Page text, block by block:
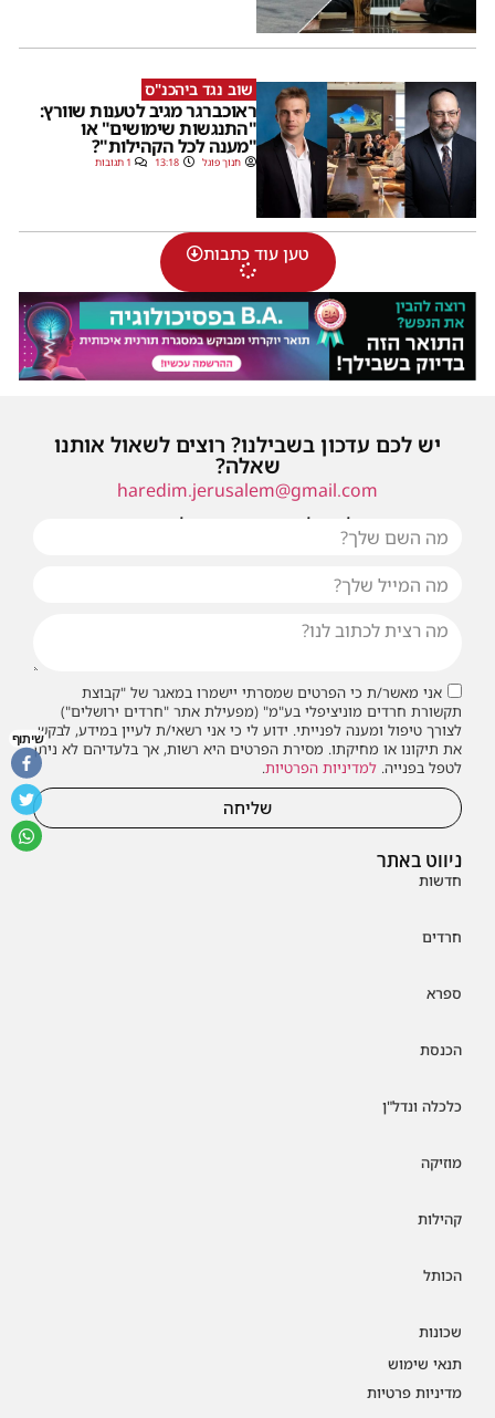
שוב נגד ביהכנ"ס
ראוכברגר מגיב לטענות שוורץ:
"התנגשות שימושים" או
"מענה לכל הקהילות"?
חנוך פוגל 13:18 1 תגובות
טען עוד כתבות
ניווט באתר
חדשות
חרדים
ספרא
הכנסת
כלכלה ונדל"ן
מוזיקה
קהילות
הכותל
שכונות
תנאי שימוש
מדיניות פרטיות
יש לכם עדכון בשבילנו? רוצים לשאול אותנו
שאלה?
haredim.jerusalem@gmail.com
או שילחו אלינו פנייה ונחזור אליכם בהקדם
אני מאשר/ת כי הפרטים שמסרתי יישמרו במאגר של "קבוצת
תקשורת חרדים מוניציפלי בע"מ" (מפעילת אתר "חרדים ירושלים")
לצורך טיפול ומענה לפנייתי. ידוע לי כי אני רשאי/ת לעיין במידע, לבקש
את תיקונו או מחיקתו. מסירת הפרטים היא רשות, אך בלעדיהם לא ניתן
לטפל בפנייה. למדיניות הפרטיות.
שליחה
שיתוף